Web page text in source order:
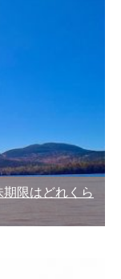
限はどれくら